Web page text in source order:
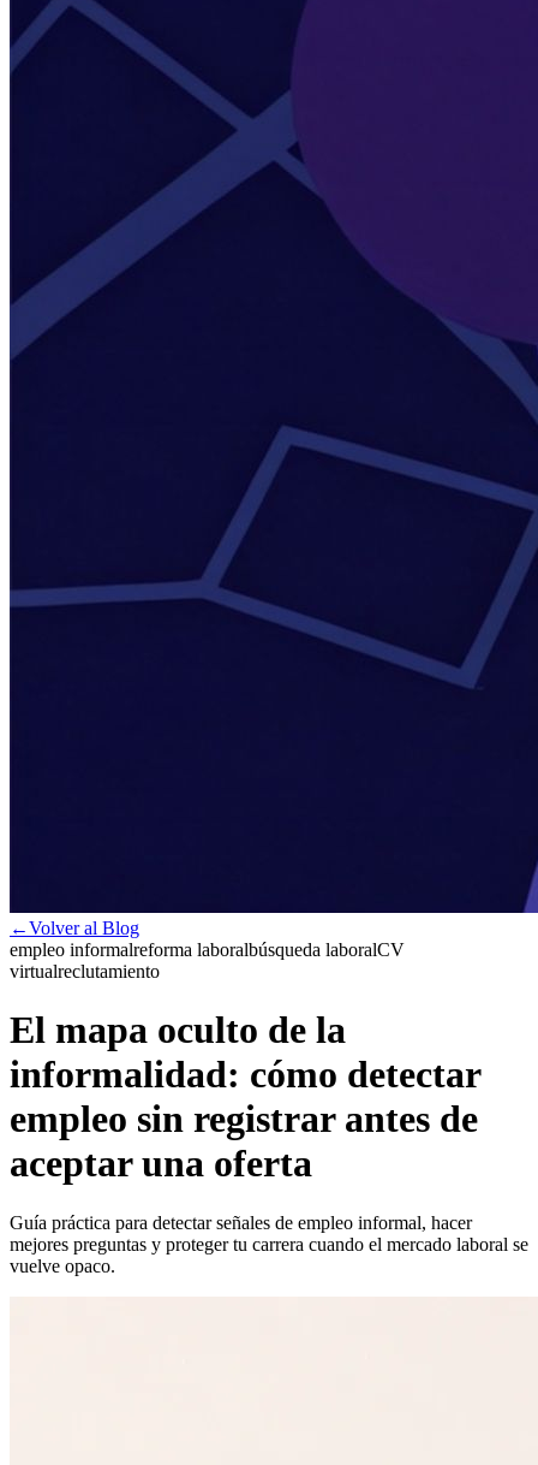
←Volver al Blog
empleo informalreforma laboralbúsqueda laboralCV
virtualreclutamiento
El mapa oculto de la
informalidad: cómo detectar
empleo sin registrar antes de
aceptar una oferta
Guía práctica para detectar señales de empleo informal, hacer
mejores preguntas y proteger tu carrera cuando el mercado laboral se
vuelve opaco.